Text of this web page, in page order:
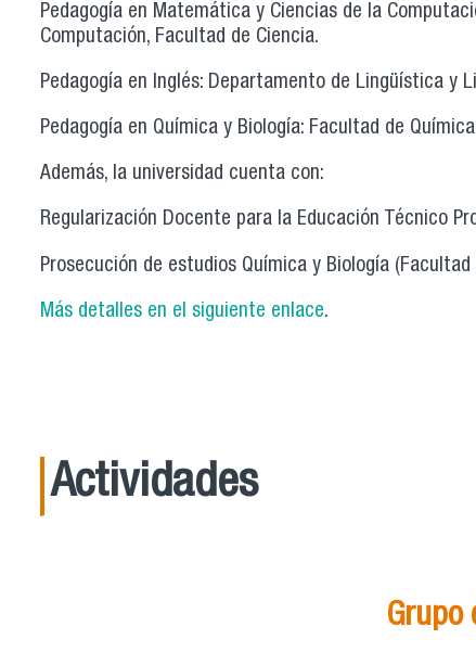
Pedagogía en Matemática y Ciencias de la
Computación, Facultad de Ciencia.
Pedagogía en Inglés: Departamento de Lingüística y
Pedagogía en Química y Biología: Facultad de
Además, la universidad cuenta con:
Regularización Docente para la Educación Técnico
Prosecución de estudios Química y Biología
Más detalles en el siguiente enlace.
Actividades
Grupo